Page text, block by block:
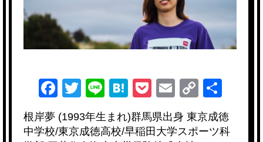
体
ン
ト
ー
ル
F
c
T
wi
tt
Li
n
e
H
at
e
P
o
ck
E
m
ail
C
o
p
有
根岸夢 (1993年生まれ)群馬県出身 東京成徳
中学校/東京成徳高校/早稲田大学スポーツ科